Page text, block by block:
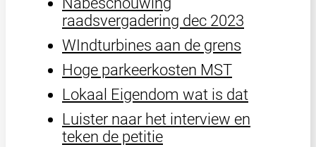
raadsvergadering dec 2023
WIndturbines aan de grens
Hoge parkeerkosten MST
Lokaal Eigendom wat is dat
Luister naar het interview en
teken de petitie